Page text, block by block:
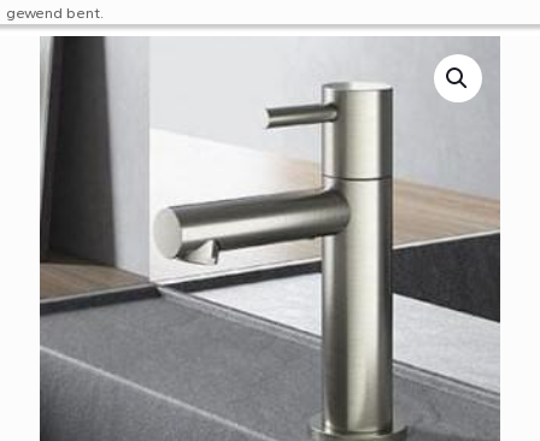
gewend bent.